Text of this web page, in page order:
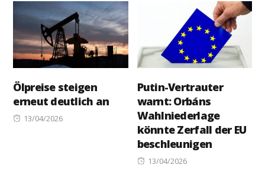
Ölpreise steigen
erneut deutlich an
Posted
13/04/2026
Putin-Vertrauter
warnt: Orbáns
Wahlniederlage
könnte Zerfall der EU
beschleunigen
Posted
13/04/2026